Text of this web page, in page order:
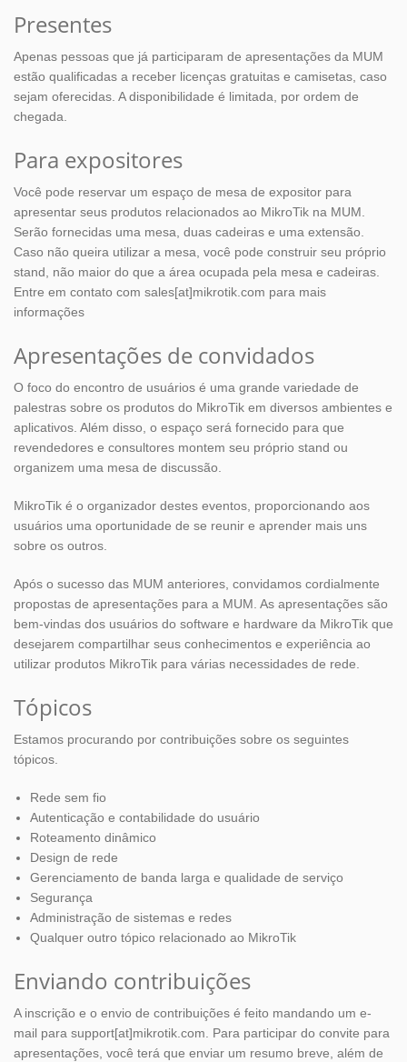
Presentes
Apenas pessoas que já participaram de apresentações da MUM
estão qualificadas a receber licenças gratuitas e camisetas, caso
sejam oferecidas. A disponibilidade é limitada, por ordem de
chegada.
Para expositores
Você pode reservar um espaço de mesa de expositor para
apresentar seus produtos relacionados ao MikroTik na MUM.
Serão fornecidas uma mesa, duas cadeiras e uma extensão.
Caso não queira utilizar a mesa, você pode construir seu próprio
stand, não maior do que a área ocupada pela mesa e cadeiras.
Entre em contato com sales[at]mikrotik.com para mais
informações
Apresentações de convidados
O foco do encontro de usuários é uma grande variedade de
palestras sobre os produtos do MikroTik em diversos ambientes e
aplicativos. Além disso, o espaço será fornecido para que
revendedores e consultores montem seu próprio stand ou
organizem uma mesa de discussão.
MikroTik é o organizador destes eventos, proporcionando aos
usuários uma oportunidade de se reunir e aprender mais uns
sobre os outros.
Após o sucesso das MUM anteriores, convidamos cordialmente
propostas de apresentações para a MUM. As apresentações são
bem-vindas dos usuários do software e hardware da MikroTik que
desejarem compartilhar seus conhecimentos e experiência ao
utilizar produtos MikroTik para várias necessidades de rede.
Tópicos
Estamos procurando por contribuições sobre os seguintes
tópicos.
Rede sem fio
Autenticação e contabilidade do usuário
Roteamento dinâmico
Design de rede
Gerenciamento de banda larga e qualidade de serviço
Segurança
Administração de sistemas e redes
Qualquer outro tópico relacionado ao MikroTik
Enviando contribuições
A inscrição e o envio de contribuições é feito mandando um e-
mail para support[at]mikrotik.com. Para participar do convite para
apresentações, você terá que enviar um resumo breve, além de